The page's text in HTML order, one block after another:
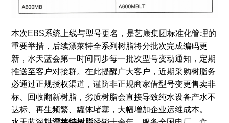
本次EBS系统上线与型号更名，是艺康集团标准化管理的
重要举措，后续漂莱特全系列树脂将分批次完成编码更
新，水天蓝会第一时间同步每一批次型号变动通知，定期
推送至客户对接群。在此提醒广大客户，近期采购树脂务
必通过正规授权渠道，谨防非正规商家借型号变更售卖非
标、回收翻新树脂，劣质树脂会直接导致纯水设备产水不
达标、再生频繁、罐体堵塞，大幅增加企业运维成本。